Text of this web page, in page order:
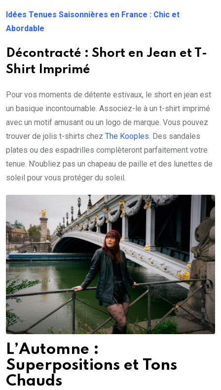
Idées Tenues Saisonnières en France : Chic et
Abordable
Décontracté : Short en Jean et T-
Shirt Imprimé
Pour vos moments de détente estivaux, le short en jean est
un basique incontournable. Associez-le à un t-shirt imprimé
avec un motif amusant ou un logo de marque. Vous pouvez
trouver de jolis t-shirts chez The Kooples . Des sandales
plates ou des espadrilles complèteront parfaitement votre
tenue. N’oubliez pas un chapeau de paille et des lunettes de
soleil pour vous protéger du soleil.
L’Automne :
Superpositions et Tons
Chauds